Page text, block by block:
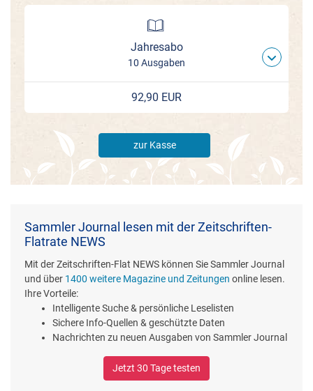
Jahresabo
10 Ausgaben
92,90 EUR
zur Kasse
Sammler Journal lesen mit der Zeitschriften-
Flatrate NEWS
Mit der Zeitschriften-Flat NEWS können Sie Sammler Journal
und über 1400 weitere Magazine und Zeitungen online lesen.
Ihre Vorteile:
Intelligente Suche & persönliche Leselisten
Sichere Info-Quellen & geschützte Daten
Nachrichten zu neuen Ausgaben von Sammler Journal
Jetzt 30 Tage testen